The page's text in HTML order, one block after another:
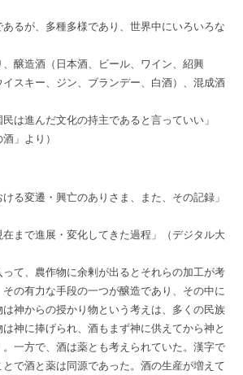
あるが、多種多様であり、世界中にいろいろな
、醸造酒（日本酒、ビール、ワイン、紹興
スキー、ジン、ブランデー、白酒）、混成酒
は進んだ文化の持主であると言っていい」
」より）
る変遷・興亡のありさま、また、その記録」
在まで進展・変化してきた過程」（デジタル大
って、農作物に余剰が出るとそれらの加工が考
の有力な手段の一つが醸造であり、その中に
神からの授かり物という考えは、多くの民族
神に捧げられ、酒もまず神に供えてから神と
一方で、酒は薬とも考えられていた。漢字で
で酒と薬は同源であった。酒の生産が増えて